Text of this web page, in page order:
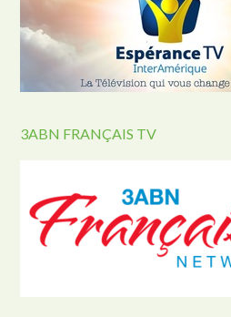
3ABN FRANÇAIS TV